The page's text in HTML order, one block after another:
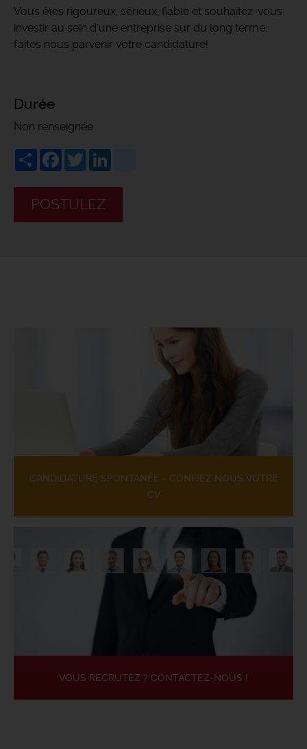
Vous êtes rigoureux, sérieux, fiable et souhaitez-vous
investir au sein d'une entreprise sur du long terme,
faites nous parvenir votre candidature!
Durée
Non renseignée
ShareFacebook
Twitter
POSTULEZ
CANDIDATURE SPONTANÉE - CONFIEZ NOUS VOTRE
CV
VOUS RECRUTEZ ? CONTACTEZ-NOUS !